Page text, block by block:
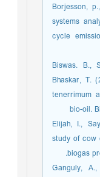
Borjesson,
systems
cycle
Biswas. B.,
Bhaskar, T.
bio-oil.
Elijah, I.,
study of
biogas
Ganguly,